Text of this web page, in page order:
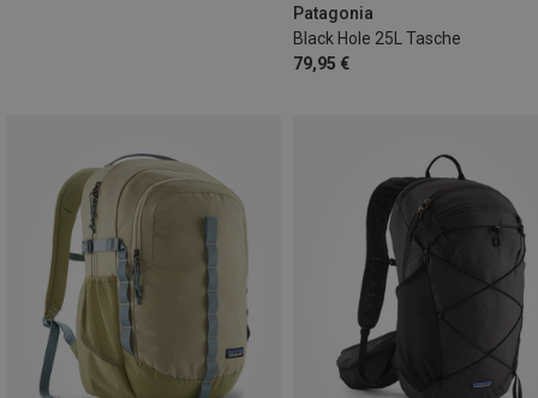
Patagonia
Black Hole 25L Tasche
79,95 €